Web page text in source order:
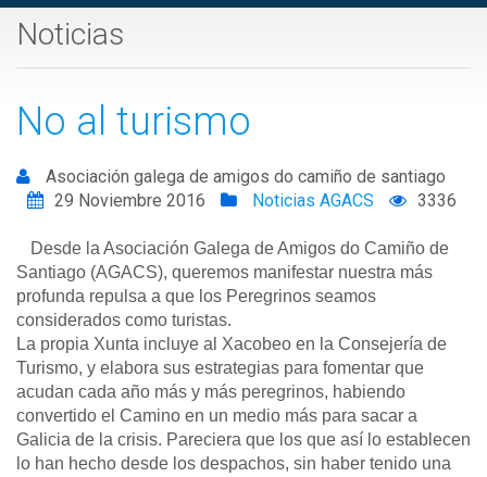
Noticias
No al turismo
Asociación galega de amigos do camiño de santiago
29 Noviembre 2016
Noticias AGACS 3336
Desde la Asociación Galega de Amigos do Camiño de
Santiago (AGACS), queremos manifestar nuestra más
profunda repulsa a que los Peregrinos seamos
considerados como turistas.
La propia Xunta incluye al Xacobeo en la Consejería de
Turismo, y elabora sus estrategias para fomentar que
acudan cada año más y más peregrinos, habiendo
convertido el Camino en un medio más para sacar a
Galicia de la crisis. Pareciera que los que así lo establecen
lo han hecho desde los despachos, sin haber tenido una